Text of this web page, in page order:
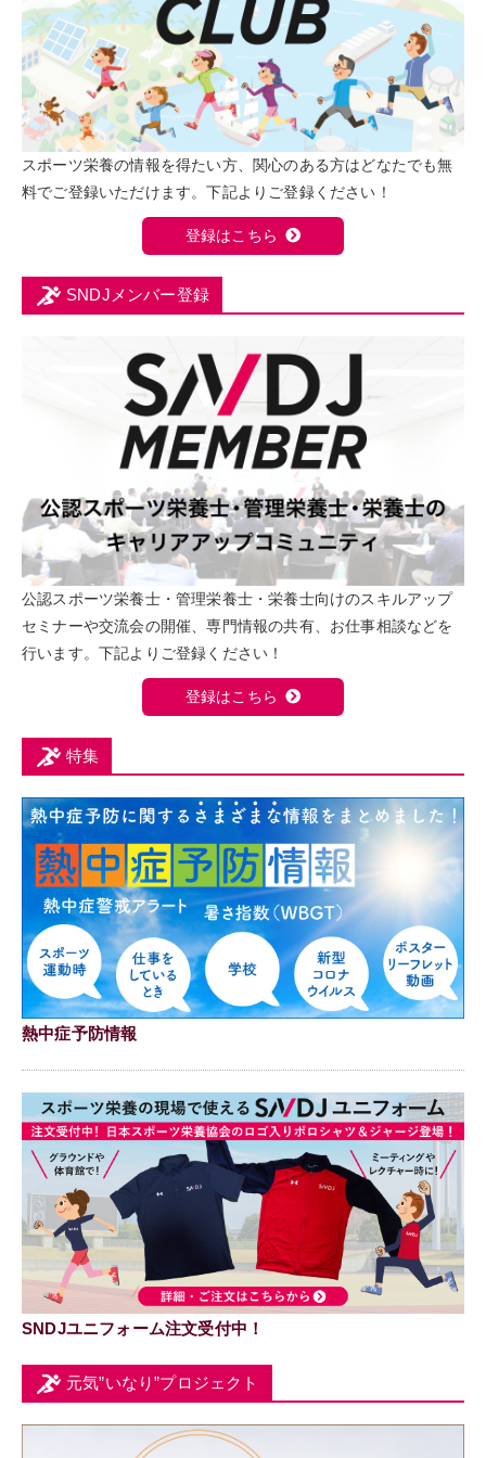
スポーツ栄養の情報を得たい方、関心のある方はどなたでも無
料でご登録いただけます。下記よりご登録ください！
登録はこちら
SNDJメンバー登録
公認スポーツ栄養士・管理栄養士・栄養士向けのスキルアップ
セミナーや交流会の開催、専門情報の共有、お仕事相談などを
行います。下記よりご登録ください！
登録はこちら
特集
熱中症予防情報
SNDJユニフォーム注文受付中！
元気”いなり”プロジェクト